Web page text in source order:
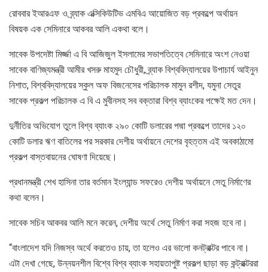
রোববার ইআরএফ ও ব্র্যাক এক্সিকিউটিভ এমবিএ আয়োজিত বড় প্রকল্পে অর্থায়ন
বিষয়ক এক সেমিনারে আকবর আলি একথা বলে।
সাবেক উপদেষ্টা মির্জ্জা এ বি আজিজুল ইসলামের সভাপতিত্বে সেমিনারে অংশ নেওয়া
সাবেক বাণিজ্যমন্ত্রী আমীর খসরু মাহমুদ চৌধুরী, ব্র্যাক বিশ্ববিদ্যালয়ের উপাচার্য আইনুন
নিশাত, বিশ্ববিদ্যালয়ের স্কুল অফ বিজনেসের পরিচালক মামুন রশীদ, যমুনা সেতুর
সাবেক প্রকল্প পরিচালক এ বি এ মুবীনসহ সব বক্তারা বিশ্ব ব্যাংকের পক্ষেই মত দেন।
দুর্নীতির অভিযোগ তুলে বিশ্ব ব্যাংক ২৯০ কোটি ডলারের পদ্মা প্রকল্পে তাদের ১২০
কোটি ডলার ঋণ বাতিলের পর সরকার দেশীয় অর্থায়নে দেশের বৃহত্তম এই অবকাঠামো
প্রকল্প বাস্তবায়নের ঘোষণা দিয়েছে।
প্রধানমন্ত্রী শেখ হাসিনা তার বর্তমান ইংল্যান্ড সফরেও দেশীয় অর্থায়নে সেতু নির্মাণের
কথা বলেন।
সাবেক সচিব আকবর আলি মনে করেন, দেশীয় অর্থে সেতু নির্মাণ করা সহজ হবে না।
“বাংলাদেশ যদি নিজস্ব অর্থে করতেও চায়, তা হলেও এর ভালো কনট্রাক্টর পাবে না।
এটা দেখা গেছে, উন্নয়নশীল বিশ্বে বিশ্ব ব্যাংক সহায়তাপুষ্ট প্রকল্প ছাড়া বড় কন্ট্রাক্টররা